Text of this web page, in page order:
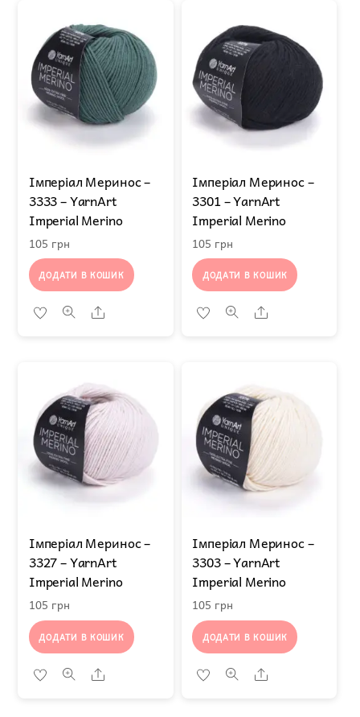
Імперіал Меринос –
3333 – YarnArt
Imperial Merino
105 грн
ДОДАТИ В КОШИК
Share
Імперіал Меринос –
3301 – YarnArt
Imperial Merino
105 грн
ДОДАТИ В КОШИК
Share
Імперіал Меринос –
3327 – YarnArt
Imperial Merino
105 грн
ДОДАТИ В КОШИК
Share
Імперіал Меринос –
3303 – YarnArt
Imperial Merino
105 грн
ДОДАТИ В КОШИК
Share